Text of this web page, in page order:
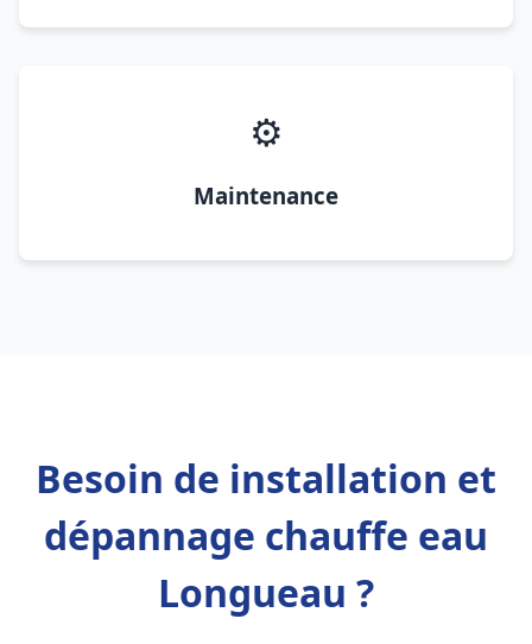
⚙️
Maintenance
Besoin de installation et
dépannage chauffe eau
Longueau ?